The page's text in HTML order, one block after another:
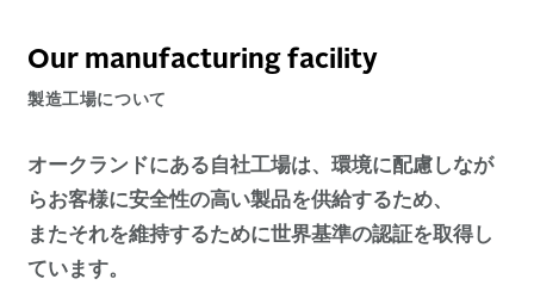
Our manufacturing facility
製造工場について
オークランドにある自社工場は、環境に配慮しなが
らお客様に安全性の高い製品を供給するため、
またそれを維持するために世界基準の認証を取得し
ています。